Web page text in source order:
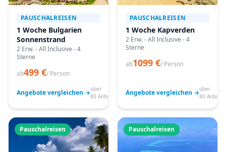
PAUSCHALREISEN
1 Woche Bulgarien
Sonnenstrand
2 Erw. - All Inclusive - 4
Sterne
ab499 €/ Person
Angebote vergleichen →über
80 Anbieter
PAUSCHALREISEN
1 Woche Kapverden
2 Erw. - All Inclusive - 4
Sterne
ab1099 €/ Person
Angebote vergleichen →über
80
Pauschalreisen Pauschalreisen